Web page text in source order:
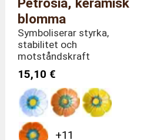
Pétrosia, keramisk
blomma
Symboliserar styrka,
stabilitet och
motståndskraft
15,10 €
+11